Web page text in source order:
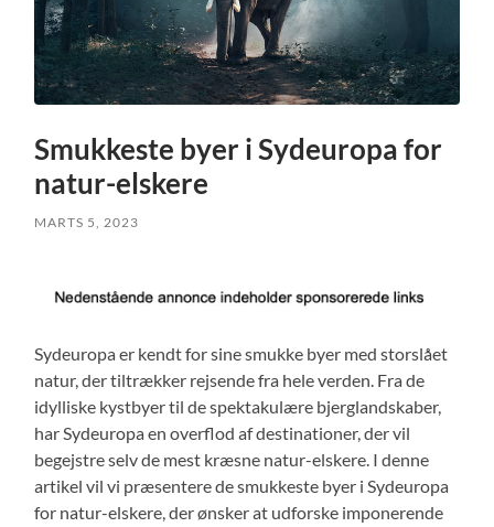
Smukkeste byer i Sydeuropa for
natur-elskere
MARTS 5, 2023
Sydeuropa er kendt for sine smukke byer med storslået
natur, der tiltrækker rejsende fra hele verden. Fra de
idylliske kystbyer til de spektakulære bjerglandskaber,
har Sydeuropa en overflod af destinationer, der vil
begejstre selv de mest kræsne natur-elskere. I denne
artikel vil vi præsentere de smukkeste byer i Sydeuropa
for natur-elskere, der ønsker at udforske imponerende